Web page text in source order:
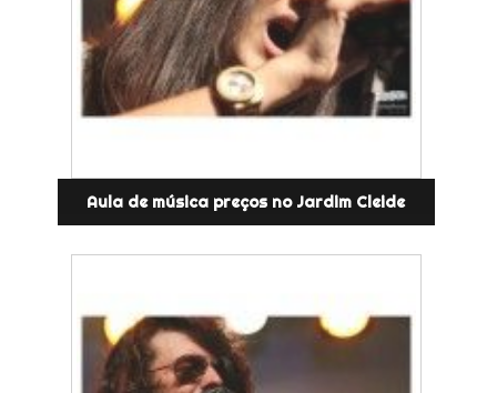
Aula de música preços no Jardim Cleide